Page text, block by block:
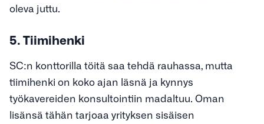
oleva juttu.
5. Tiimihenki
SC:n konttorilla töitä saa tehdä rauhassa, mutta
tiimihenki on koko ajan läsnä ja kynnys
työkavereiden konsultointiin madaltuu. Oman
lisänsä tähän tarjoaa yrityksen sisäisen